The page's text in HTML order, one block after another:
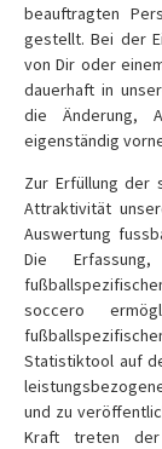
beauftragten
gestellt. Bei der
von Dir oder
dauerhaft in
die Änderung,
eigenständig
Zur Erfüllung der
Attraktivität
Auswertung
Die
soccero
Statistiktool auf
und zu
Kraft treten der